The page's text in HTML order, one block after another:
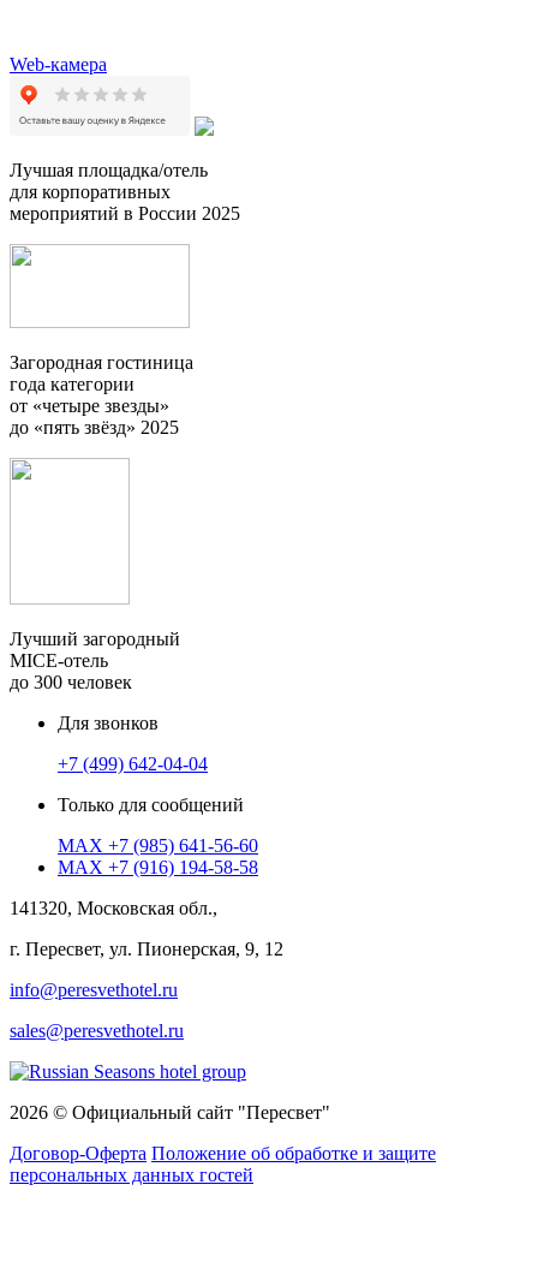
Web-камера
Лучшая площадка/отель
для корпоративных
мероприятий в России 2025
Загородная гостиница
года категории
от «четыре звезды»
до «пять звёзд» 2025
Лучший загородный
MICE-отель
до 300 человек
Для звонков
+7 (499) 642-04-04
Только для сообщений
MAX +7 (985) 641-56-60
MAX +7 (916) 194-58-58
141320, Московская обл.,
г. Пересвет, ул. Пионерская, 9, 12
info@peresvethotel.ru
sales@peresvethotel.ru
2026 © Официальный сайт "Пересвет"
Договор-Оферта Положение об обработке и защите
персональных данных гостей